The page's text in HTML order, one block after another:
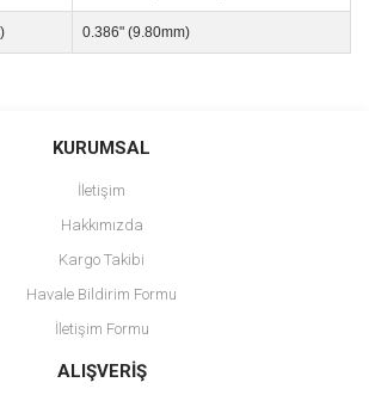
0.386" (9.80mm)
Bu ürüne ilk yorumu siz yapın!
bozuk veya görüntülenemiyor.
eksik bilgiler bulunuyor.
hatalar bulunuyor.
sitelerden daha pahalı.
farklı alternatifler olmalı.
KURUMSAL
İletişim
Hakkımızda
Kargo Takibi
Havale Bildirim Formu
İletişim Formu
ALIŞVERİŞ